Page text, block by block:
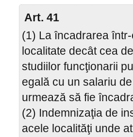
Art. 41
(1) La încadrarea
localitate decât cea
studiilor funcţionarii
egală cu un salariu
urmează să fie
(2) Indemnizaţia de
acele localităţi unde